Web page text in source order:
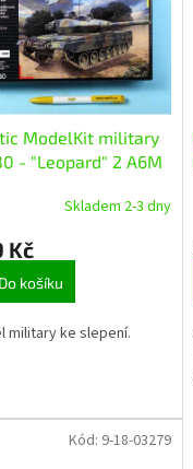
ModelKit military
- "Leopard" 2 A6M
Skladem 2-3 dny
Kč
Do košíku
military ke slepení.
Kód: 9-18-03279